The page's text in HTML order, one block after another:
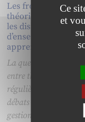
Les frontières entre
théorie et pratique
les dispositifs
d’enseignement en
apprentissage
La question des
entre théorie et
régulièrement au
débats en sciences de
gestion. Elle est
Ce
et